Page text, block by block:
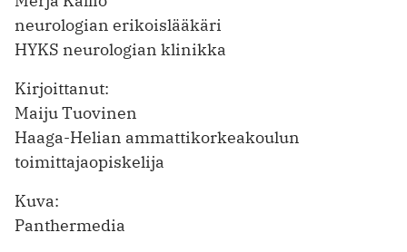
neurologian erikoislääkäri
HYKS neurologian klinikka
Kirjoittanut:
Maiju Tuovinen
Haaga-Helian ammattikorkeakoulun
toimittajaopiskelija
Kuva:
Panthermedia